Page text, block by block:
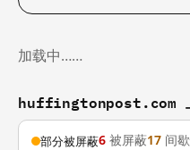
加载中……
huffingtonpost.com 上
部分被屏蔽6 被屏蔽17 间